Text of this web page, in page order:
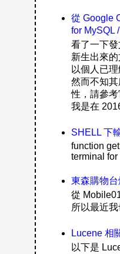
從 Google
for MySQL
看了一下
新生出來
以個人已
然而不知
性，請參
我是在
SHELL 下
function
terminal for
東森購物
從
所以最近
Lucene 相
以下是